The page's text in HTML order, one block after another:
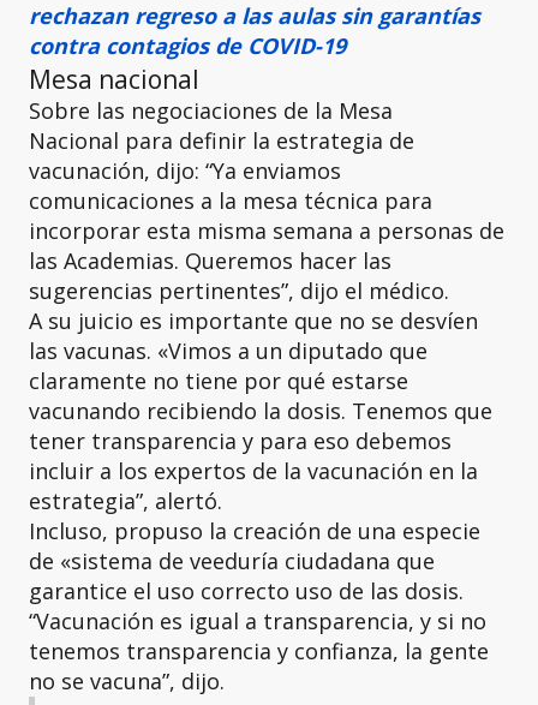
rechazan regreso a las aulas sin garantías
contra contagios de COVID-19
Mesa nacional
Sobre las negociaciones de la Mesa
Nacional para definir la estrategia de
vacunación, dijo: “Ya enviamos
comunicaciones a la mesa técnica para
incorporar esta misma semana a personas de
las Academias. Queremos hacer las
sugerencias pertinentes”, dijo el médico.
A su juicio es importante que no se desvíen
las vacunas. «Vimos a un diputado que
claramente no tiene por qué estarse
vacunando recibiendo la dosis. Tenemos que
tener transparencia y para eso debemos
incluir a los expertos de la vacunación en la
estrategia”, alertó.
Incluso, propuso la creación de una especie
de «sistema de veeduría ciudadana que
garantice el uso correcto uso de las dosis.
“Vacunación es igual a transparencia, y si no
tenemos transparencia y confianza, la gente
no se vacuna”, dijo.